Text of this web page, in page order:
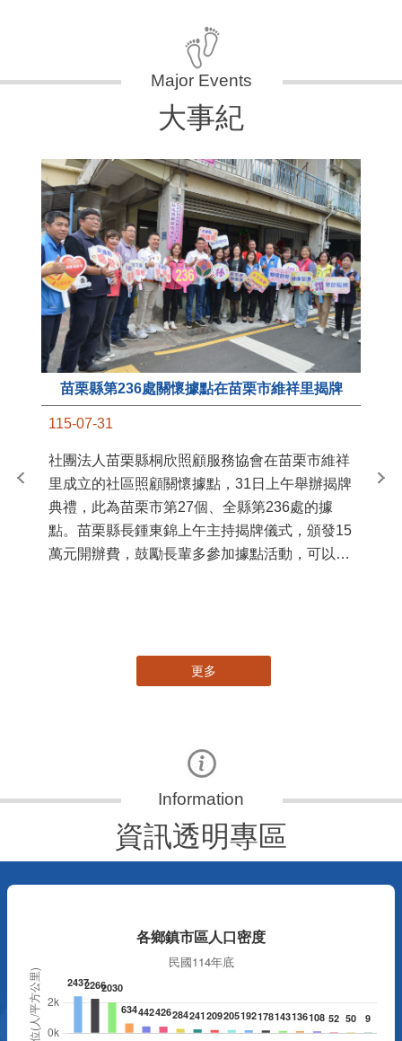
大事紀
苗栗縣第236處關懷據點在苗栗市維祥里揭牌
115-07-31
社團法人苗栗縣桐欣照顧服務協會在苗栗市維祥
里成立的社區照顧關懷據點，31日上午舉辦揭牌
典禮，此為苗栗市第27個、全縣第236處的據
點。苗栗縣長鍾東錦上午主持揭牌儀式，頒發15
萬元開辦費，鼓勵長輩多參加據點活動，可以更
苗
更多
資訊透明專區